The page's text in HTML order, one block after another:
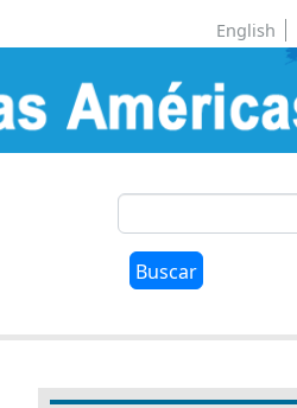
English
Buscar
Buscar